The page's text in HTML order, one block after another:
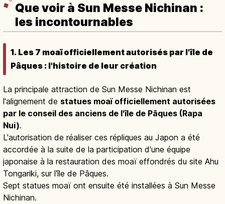
Que voir à Sun Messe Nichinan :
les incontournables
1. Les 7 moaï officiellement autorisés par l'île de
Pâques : l'histoire de leur création
La principale attraction de Sun Messe Nichinan est
l'alignement de statues moaï officiellement autorisées
par le conseil des anciens de l'île de Pâques (Rapa
Nui).
L'autorisation de réaliser ces répliques au Japon a été
accordée à la suite de la participation d'une équipe
japonaise à la restauration des moaï effondrés du site Ahu
Tongariki, sur l'île de Pâques.
Sept statues moaï ont ensuite été installées à Sun Messe
Nichinan.